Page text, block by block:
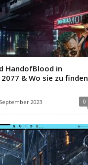
HandofBlood in
2077 & Wo sie zu finden
2023 0